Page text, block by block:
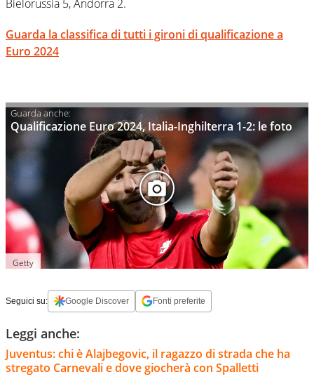
Bielorussia 5, Andorra 2.
Guarda la classifica di tutti i gironi di qualificazione a
Euro 2024
Qualificazione Euro 2024, Italia-Inghilterra 1-2: le foto
Getty
Seguici su: Google Discover Fonti preferite
Leggi anche:
Juventus: chi è Alajbegovic, il ragazzo di strada che ha
stregato Carnevali e dove giocherà con Spalletti